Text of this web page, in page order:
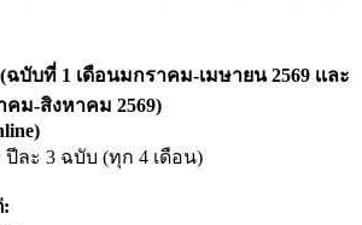
ฉบับที่ 1 เดือนมกราคม-เมษายน 2569 เเละ
ม-สิงหาคม 2569)
ปีละ 3 ฉบับ (ทุก 4 เดือน)